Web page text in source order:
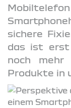
sichere
das ist erst
noch mehr
Produkte in